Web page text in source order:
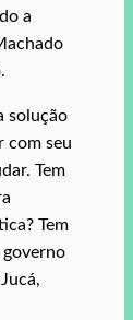
a
solução
com seu
Tem
Tem
governo